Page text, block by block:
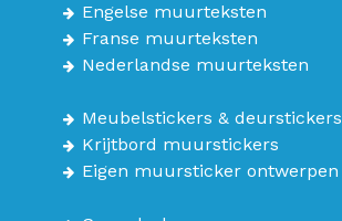
Engelse muurteksten
Franse muurteksten
Nederlandse muurteksten
Meubelstickers & deurstickers
Krijtbord muurstickers
Eigen muursticker ontwerpen